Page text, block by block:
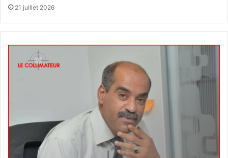
21 juillet 2026